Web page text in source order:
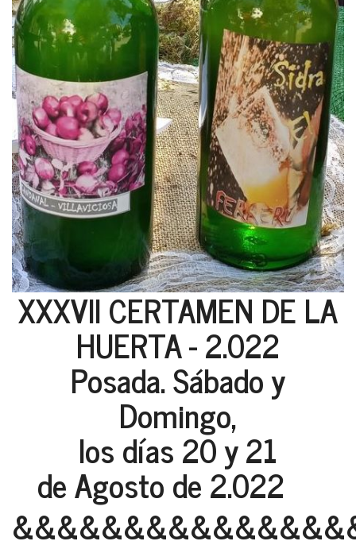
XXXVII CERTAMEN DE LA
HUERTA - 2.022
Posada. Sábado y
Domingo,
los días 20 y 21
de Agosto de 2.022